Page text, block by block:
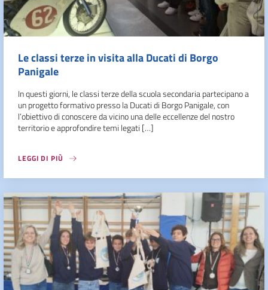
Le classi terze in visita alla Ducati di Borgo
Panigale
In questi giorni, le classi terze della scuola secondaria partecipano a
un progetto formativo presso la Ducati di Borgo Panigale, con
l’obiettivo di conoscere da vicino una delle eccellenze del nostro
territorio e approfondire temi legati […]
LEGGI DI PIÙ